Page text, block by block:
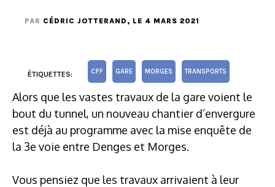
PAR CÉDRIC JOTTERAND , LE 4 MARS 2021
ÉTIQUETTES: CFF GARE MORGES TRANSPORTS
Alors que les vastes travaux de la gare voient le
bout du tunnel, un nouveau chantier d’envergure
est déjà au programme avec la mise enquête de
la 3e voie entre Denges et Morges.
Vous pensiez que les travaux arrivaient à leur